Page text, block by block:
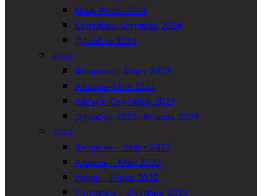
Май-Июнь 2024
Сентябрь-Октябрь 2024
Декабрь 2024
2023
Февраль – Март 2023
Апрель-Май 2023
Август-Сентябрь 2023
Декабрь 2023- Январь 2024
2022
Февраль – Март 2022
Апрель – Май 2022
Июнь – Июль 2022
Сентябрь – Октябрь 2022